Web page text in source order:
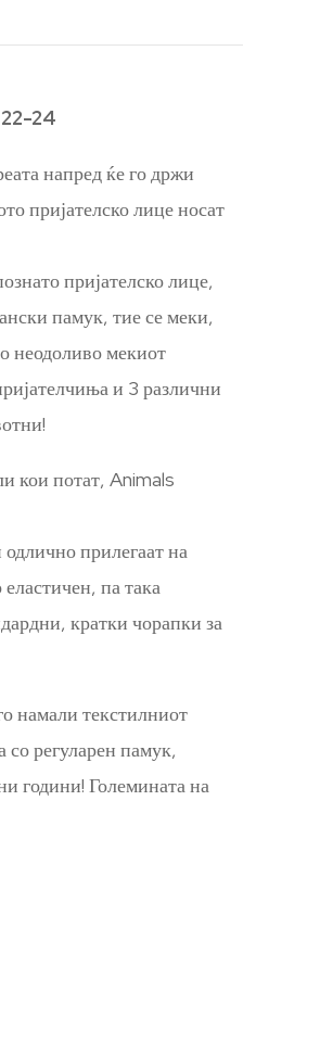
22-24
напред ќе го држи
пријателско лице носат
пријателско лице,
памук, тие се меки,
неодоливо мекиот
и 3 различни
кои потат, Animals
прилегаат на
па така
кратки чорапки за
намали текстилниот
регуларен памук,
години! Големината на